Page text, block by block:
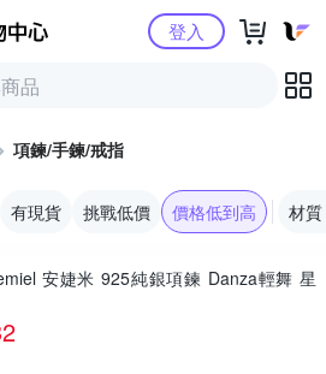
Yahoo購物中心登入
項鍊/手鍊/戒指
有現貨 挑戰低價 價格低到高 材質
安婕米 925純銀項鍊 Danza輕舞 星